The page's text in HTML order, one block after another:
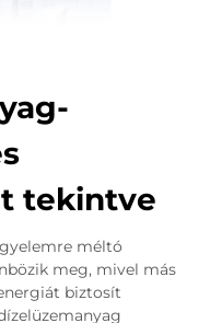
tekintve
méltó
meg, mivel más
biztosít